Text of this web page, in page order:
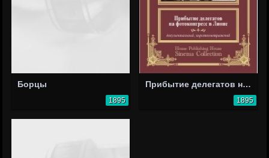
Борцы
1895
Прибытие делегатов на фотоконгресс в Лионе
1895